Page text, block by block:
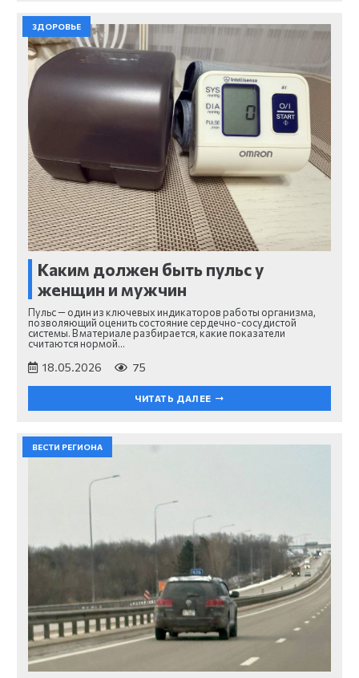
ЗДОРОВЬЕ
Каким должен быть пульс у
женщин и мужчин
Пульс — один из ключевых индикаторов работы организма,
позволяющий оценить состояние сердечно-сосудистой
системы. В материале разбирается, какие показатели
считаются нормой…
18.05.2026 75
ЧИТАТЬ ДАЛЕЕ
ВЕСТИ РЕГИОНА